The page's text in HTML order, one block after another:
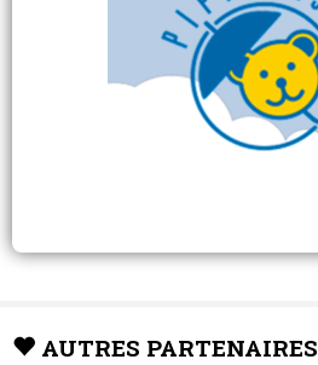
AUTRES PARTENAIRES